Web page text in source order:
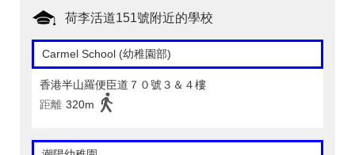
荷李活道151號附近的學校
Carmel School (幼稚園部)
香港半山羅便臣道７０號３＆４樓
距離 320m